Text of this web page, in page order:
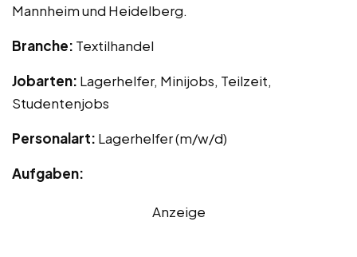
Mannheim und Heidelberg.
Branche: Textilhandel
Jobarten: Lagerhelfer, Minijobs, Teilzeit,
Studentenjobs
Personalart: Lagerhelfer (m/w/d)
Aufgaben:
Anzeige